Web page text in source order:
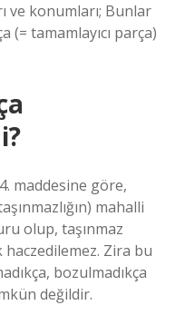
ve konumları; Bunlar
(= tamamlayıcı parça)
maddesine göre,
mahalli
olup, taşınmaz
haczedilemez. Zira bu
bozulmadıkça
değildir.